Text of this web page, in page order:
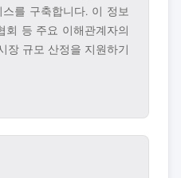
를 구축합니다. 이 정보
회 등 주요 이해관계자의
장 규모 산정을 지원하기